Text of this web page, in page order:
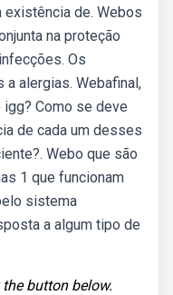
de. Webos
na proteção
Os
alergias. Webafinal,
Como se deve
de cada um desses
Webo que são
1 que funcionam
sistema
a algum tipo de
button below.